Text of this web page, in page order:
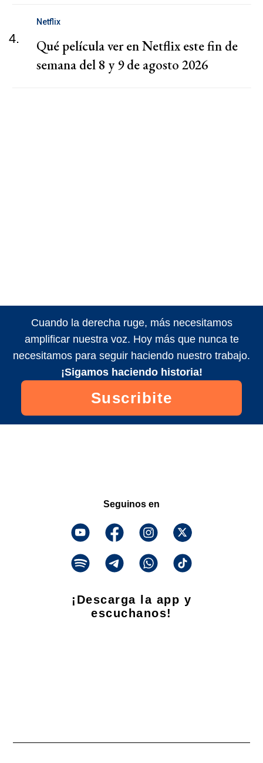
4.
Netflix
Qué película ver en Netflix este fin de
semana del 8 y 9 de agosto 2026
Cuando la derecha ruge, más necesitamos
amplificar nuestra voz. Hoy más que nunca te
necesitamos para seguir haciendo nuestro trabajo.
¡Sigamos haciendo historia!
Suscribite
Seguinos en
¡Descarga la app y
escuchanos!